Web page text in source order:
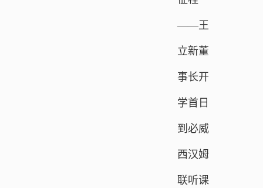
——王
立新董
事长开
学首日
到必威
西汉姆
联听课